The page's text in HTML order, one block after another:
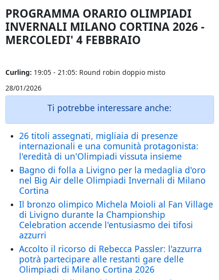
PROGRAMMA ORARIO OLIMPIADI
INVERNALI MILANO CORTINA 2026 -
MERCOLEDI' 4 FEBBRAIO
Curling: 19:05 - 21:05: Round robin doppio misto
28/01/2026
Ti potrebbe interessare anche:
26 titoli assegnati, migliaia di presenze
internazionali e una comunità protagonista:
l'eredità di un'Olimpiadi vissuta insieme
Bagno di folla a Livigno per la medaglia d'oro
nel Big Air delle Olimpiadi Invernali di Milano
Cortina
Il bronzo olimpico Michela Moioli al Fan Village
di Livigno durante la Championship
Celebration accende l'entusiasmo dei tifosi
azzurri
Accolto il ricorso di Rebecca Passler: l'azzurra
potrà partecipare alle restanti gare delle
Olimpiadi di Milano Cortina 2026